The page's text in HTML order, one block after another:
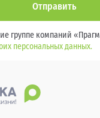
Отправить
группе компаний
персональных данных.